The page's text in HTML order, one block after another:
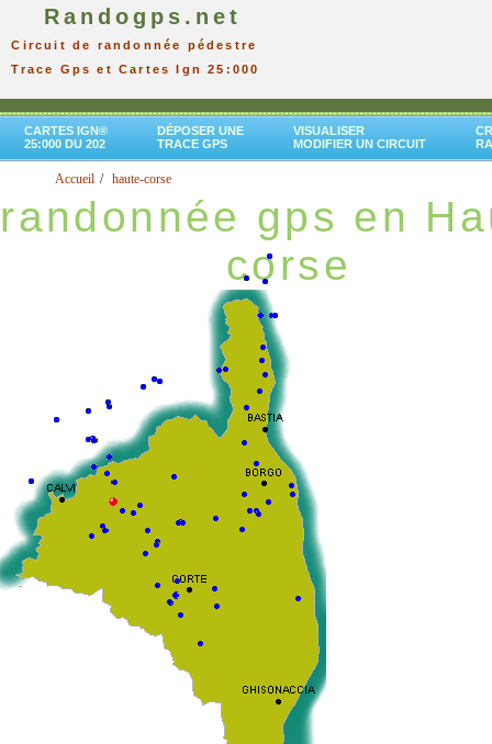
Randogps.net
Circuit de randonnée pédestre
Trace Gps et Cartes Ign 25:000
CARTES IGN®
25:000 DU 202
DÉPOSER UNE
TRACE GPS
VISUALISER
MODIFIER UN CIRCUIT
Accueil haute-corse
randonnée gps en
corse